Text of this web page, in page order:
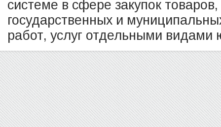
системе в сфере закупок
государственных и
работ, услуг отдельными видами